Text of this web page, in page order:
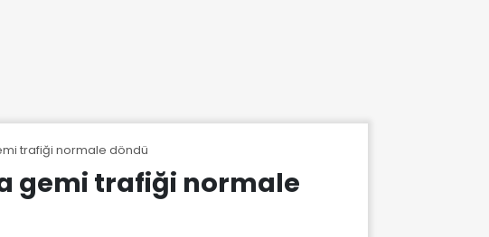
trafiği normale döndü
gemi trafiği normale